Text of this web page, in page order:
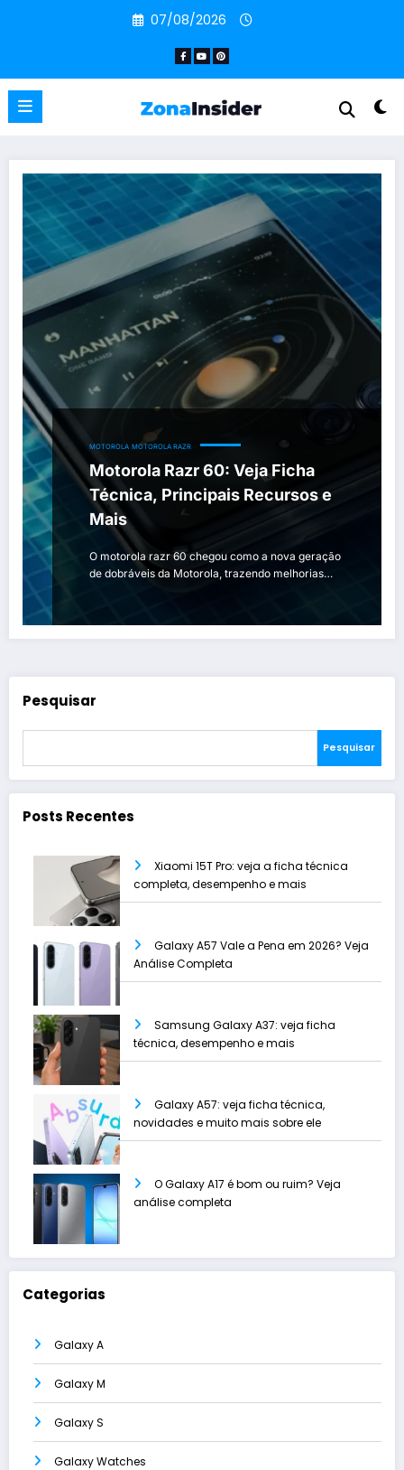
07/08/2026
MOTOROLA MOTOROLA RAZR
Motorola Razr 60: Veja Ficha
Técnica, Principais Recursos e
Mais
O motorola razr 60 chegou como a nova geração
de dobráveis da Motorola, trazendo melhorias…
Pesquisar
Pesquisar
Posts Recentes
Xiaomi 15T Pro: veja a ficha técnica
completa, desempenho e mais
Galaxy A57 Vale a Pena em 2026? Veja
Análise Completa
Samsung Galaxy A37: veja ficha
técnica, desempenho e mais
Galaxy A57: veja ficha técnica,
novidades e muito mais sobre ele
O Galaxy A17 é bom ou ruim? Veja
análise completa
Categorias
Galaxy A
Galaxy M
Galaxy S
Galaxy Watches